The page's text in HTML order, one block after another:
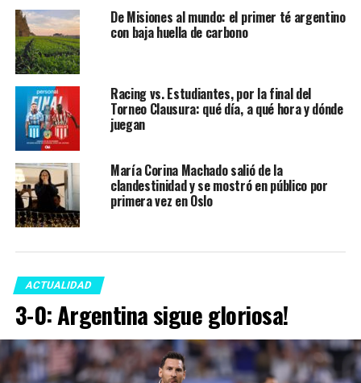
De Misiones al mundo: el primer té argentino
con baja huella de carbono
Racing vs. Estudiantes, por la final del
Torneo Clausura: qué día, a qué hora y dónde
juegan
María Corina Machado salió de la
clandestinidad y se mostró en público por
primera vez en Oslo
ACTUALIDAD
3-0: Argentina sigue gloriosa!